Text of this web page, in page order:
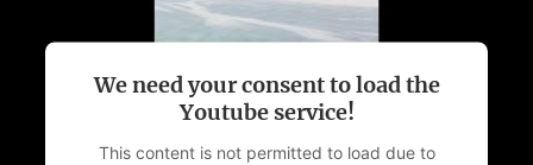
We need your consent to load the
Youtube service!
This content is not permitted to load due to